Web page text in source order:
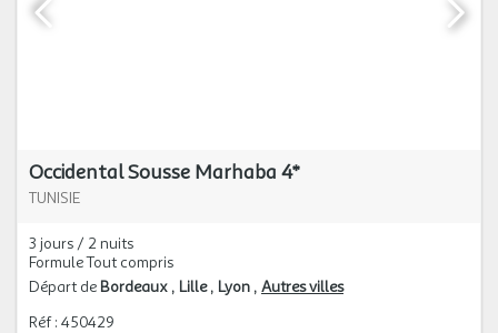
Occidental Sousse Marhaba 4*
TUNISIE
3 jours / 2 nuits
Formule Tout compris
Départ de Bordeaux Lille Lyon Autres villes
Réf : 450429